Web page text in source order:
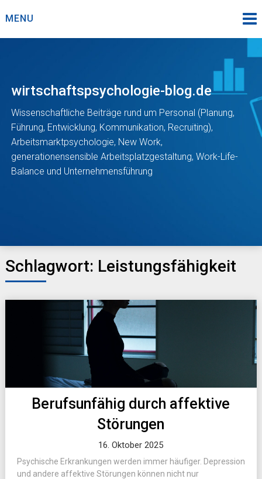
toMENU
wirtschaftspsychologie-blog.de
Wissenschaftliche Beiträge rund um Personal (Planung,
Führung, Entwicklung, Kommunikation, Recruiting),
Arbeitsmarktpsychologie, New Work,
generationensensible Arbeitsplatzgestaltung, Work-Life-
Balance und Unternehmensführung
Schlagwort: Leistungsfähigkeit
Berufsunfähig durch affektive
Störungen
16. Oktober 2025
Psychische Erkrankungen werden immer häufiger. Depression
und andere affektive Störungen können nicht nur